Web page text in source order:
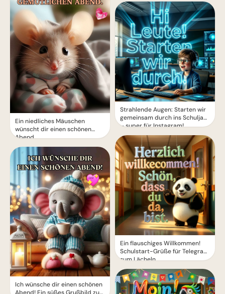
Ein niedliches Mäuschen
wünscht dir einen schönen
Abend
Ich wünsche dir einen schönen
Strahlende Augen: Starten wir
gemeinsam durch ins Schuljahr
– super für Instagram!
Ein flauschiges Willkommen!
Schulstart-Grüße für Telegram
zum Lächeln